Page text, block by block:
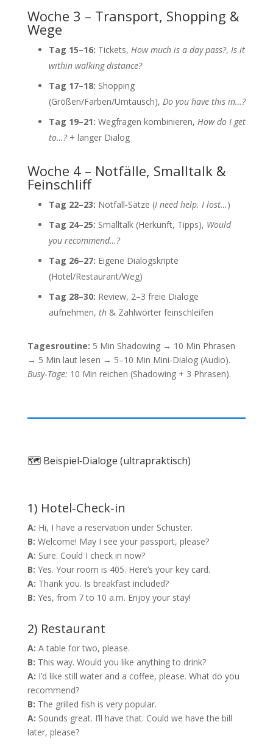
Woche 3 – Transport, Shopping &
Wege
Tag 15–16: Tickets, How much is a day pass?, Is it
within walking distance?
Tag 17–18: Shopping
(Größen/Farben/Umtausch), Do you have this in…?
Tag 19–21: Wegfragen kombinieren, How do I get
to…?+ langer Dialog
Woche 4 – Notfälle, Smalltalk &
Feinschliff
Tag 22–23: Notfall‑Sätze (I need help. I lost…)
Tag 24–25: Smalltalk (Herkunft, Tipps), Would
you recommend…?
Tag 26–27: Eigene Dialogskripte
(Hotel/Restaurant/Weg)
Tag 28–30: Review, 2–3 freie Dialoge
aufnehmen, th& Zahlwörter feinschleifen
Tagesroutine: 5 Min Shadowing → 10 Min Phrasen
→ 5 Min laut lesen → 5–10 Min Mini‑Dialog (Audio).
Busy‑Tage: 10 Min reichen (Shadowing + 3 Phrasen).
🗺️ Beispiel‑Dialoge (ultrapraktisch)
1) Hotel‑Check‑in
A: Hi, I have a reservation under Schuster.
B: Welcome! May I see your passport, please?
A: Sure. Could I check in now?
B: Yes. Your room is 405. Here’s your key card.
A: Thank you. Is breakfast included?
B: Yes, from 7 to 10 a.m. Enjoy your stay!
2) Restaurant
A: A table for two, please.
B: This way. Would you like anything to drink?
A: I’d like still water and a coffee, please. What do you
recommend?
B: The grilled fish is very popular.
A: Sounds great. I’ll have that. Could we have the bill
later, please?